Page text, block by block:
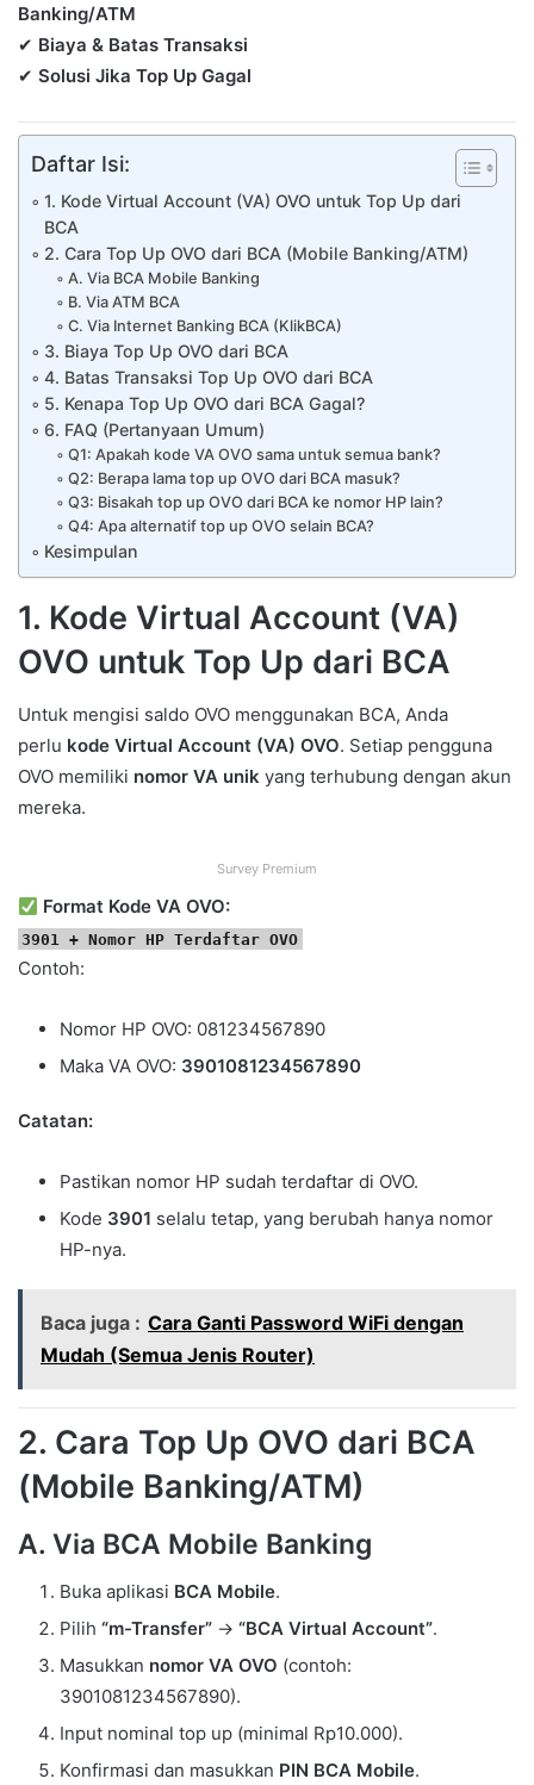
Banking/ATM
✔ Biaya & Batas Transaksi
✔ Solusi Jika Top Up Gagal
Daftar Isi:
1. Kode Virtual Account (VA) OVO untuk Top Up dari
BCA
2. Cara Top Up OVO dari BCA (Mobile Banking/ATM)
A. Via BCA Mobile Banking
B. Via ATM BCA
C. Via Internet Banking BCA (KlikBCA)
3. Biaya Top Up OVO dari BCA
4. Batas Transaksi Top Up OVO dari BCA
5. Kenapa Top Up OVO dari BCA Gagal?
6. FAQ (Pertanyaan Umum)
Q1: Apakah kode VA OVO sama untuk semua bank?
Q2: Berapa lama top up OVO dari BCA masuk?
Q3: Bisakah top up OVO dari BCA ke nomor HP lain?
Q4: Apa alternatif top up OVO selain BCA?
Kesimpulan
1. Kode Virtual Account (VA)
OVO untuk Top Up dari BCA
Untuk mengisi saldo OVO menggunakan BCA, Anda
perlu kode Virtual Account (VA) OVO. Setiap pengguna
OVO memiliki nomor VA unik yang terhubung dengan akun
mereka.
Survey Premium
Format Kode VA OVO:
3901 + Nomor HP Terdaftar OVO
Contoh:
Nomor HP OVO: 081234567890
Maka VA OVO: 3901081234567890
Catatan:
Pastikan nomor HP sudah terdaftar di OVO.
Kode 3901 selalu tetap, yang berubah hanya nomor
HP-nya.
Baca juga : Cara Ganti Password WiFi dengan
Mudah (Semua Jenis Router)
2. Cara Top Up OVO dari BCA
(Mobile Banking/ATM)
A. Via BCA Mobile Banking
Buka aplikasi BCA Mobile.
Pilih “m-Transfer” → “BCA Virtual Account”.
Masukkan nomor VA OVO (contoh:
3901081234567890).
Input nominal top up (minimal Rp10.000).
Konfirmasi dan masukkan PIN BCA Mobile.